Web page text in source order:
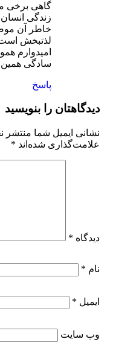
گاهی برخی
زندگی
خاطر آن
لذتبخش است.
امیدوارم
سادگی همین
پاسخ
دیدگاهتان را بنویسید
نشانی ایمیل شما منتشر
علامت‌گذاری شده‌اند*
دیدگاه*
نام*
ایمیل *
وب‌ سایت